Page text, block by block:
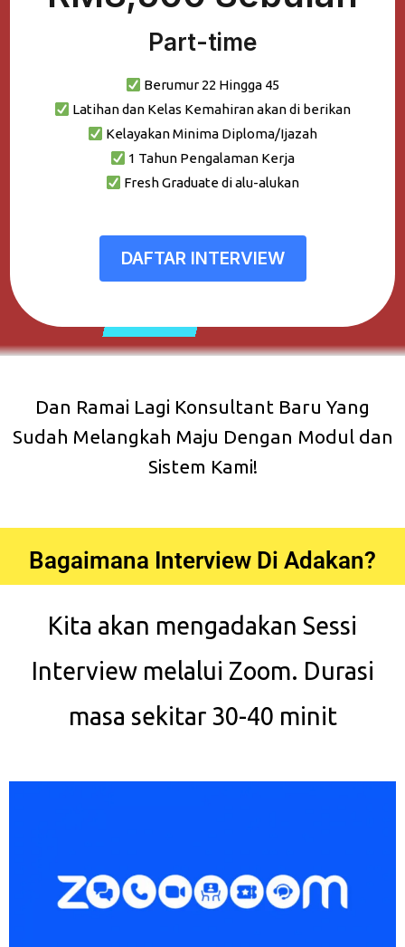
Part-time
Berumur 22 Hingga 45
Latihan dan Kelas Kemahiran akan di berikan
Kelayakan Minima Diploma/Ijazah
1 Tahun Pengalaman Kerja
Fresh Graduate di alu-alukan
DAFTAR INTERVIEW
Dan Ramai Lagi Konsultant Baru Yang
Sudah Melangkah Maju Dengan Modul dan
Sistem Kami!
Bagaimana Interview Di Adakan?
Kita akan mengadakan Sessi
Interview melalui Zoom. Durasi
masa sekitar 30-40 minit